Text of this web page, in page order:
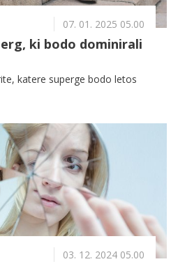
07. 01. 2025 05.00
ki bodo dominirali
katere superge bodo letos
03. 12. 2024 05.00